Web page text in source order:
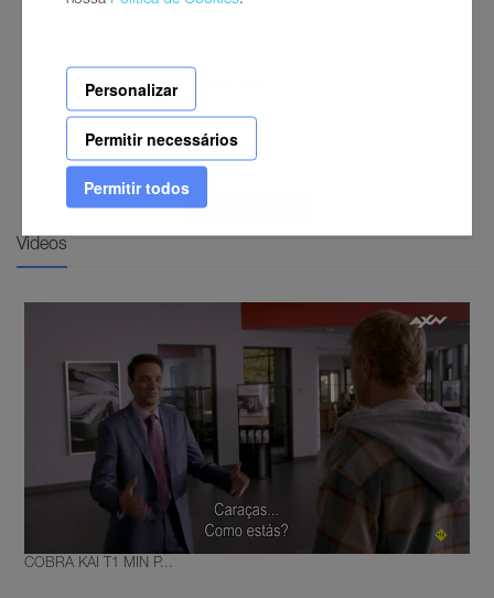
Personalizar
Permitir necessários
Permitir todos
Carregar mais (1)
DOWNLOAD ALL
Videos
COBRA KAI T1 MIN P...